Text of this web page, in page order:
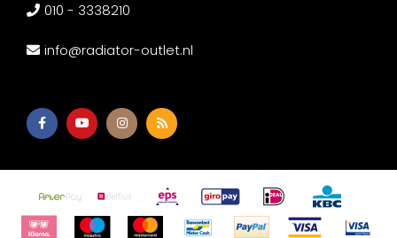
010 - 3338210
info@radiator-outlet.nl